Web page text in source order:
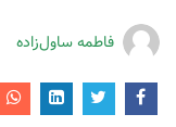
فاطمه ساول‌زاده